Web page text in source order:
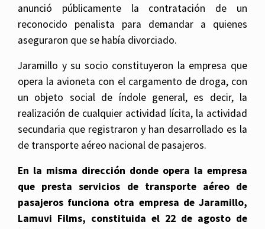
anunció públicamente la contratación de un
reconocido penalista para demandar a quienes
aseguraron que se había divorciado.
Jaramillo y su socio constituyeron la empresa que
opera la avioneta con el cargamento de droga, con
un objeto social de índole general, es decir, la
realización de cualquier actividad lícita, la actividad
secundaria que registraron y han desarrollado es la
de transporte aéreo nacional de pasajeros.
En la misma dirección donde opera la empresa
que presta servicios de transporte aéreo de
pasajeros funciona otra empresa de Jaramillo,
Lamuvi Films, constituida el 22 de agosto de